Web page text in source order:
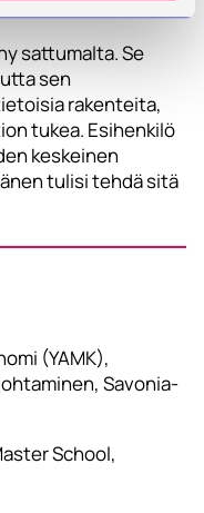
sattumalta. Se
sen
rakenteita,
tukea. Esihenkilö
keskeinen
tulisi tehdä sitä
(YAMK),
Savonia-
School,